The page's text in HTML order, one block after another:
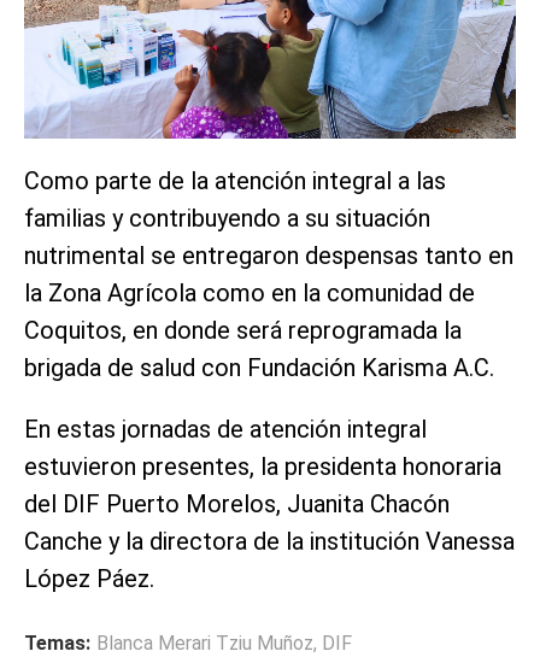
Como parte de la atención integral a las
familias y contribuyendo a su situación
nutrimental se entregaron despensas tanto en
la Zona Agrícola como en la comunidad de
Coquitos, en donde será reprogramada la
brigada de salud con Fundación Karisma A.C.
En estas jornadas de atención integral
estuvieron presentes, la presidenta honoraria
del DIF Puerto Morelos, Juanita Chacón
Canche y la directora de la institución Vanessa
López Páez.
Temas: Blanca Merari Tziu Muñoz, DIF